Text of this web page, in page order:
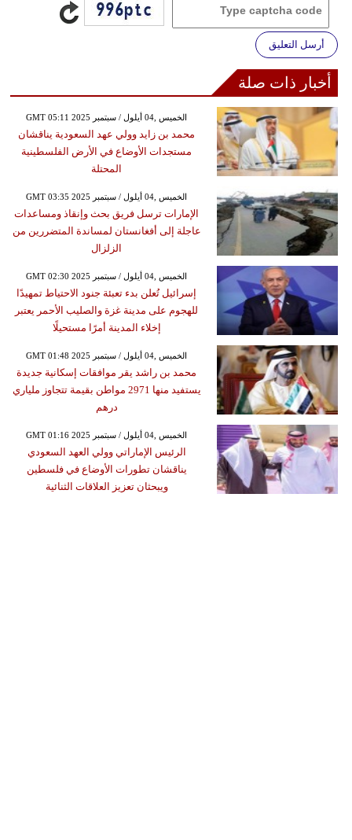
أرسل التعليق
أخبار ذات صلة
GMT 05:11 2025 الخميس ,04 أيلول / سبتمبر
محمد بن زايد وولي عهد السعودية يناقشان
مستجدات الأوضاع في الأرض الفلسطينية
المحتلة
GMT 03:35 2025 الخميس ,04 أيلول / سبتمبر
الإمارات ترسل فريق بحث وإنقاذ ومساعدات
عاجلة إلى أفغانستان لمساندة المتضررين من
الزلزال
GMT 02:30 2025 الخميس ,04 أيلول / سبتمبر
إسرائيل تُعلن بدء تعبئة جنود الاحتياط تمهيدًا
للهجوم على مدينة غزة والصليب الأحمر يعتبر
إخلاء المدينة أمرًا مستحيلًا
GMT 01:48 2025 الخميس ,04 أيلول / سبتمبر
محمد بن راشد يقر موافقات إسكانية جديدة
يستفيد منها 2971 مواطن بقيمة تتجاوز ملياري
درهم
GMT 01:16 2025 الخميس ,04 أيلول / سبتمبر
الرئيس الإماراتي وولي العهد السعودي
يناقشان تطورات الأوضاع في فلسطين
ويبحثان تعزيز العلاقات الثنائية